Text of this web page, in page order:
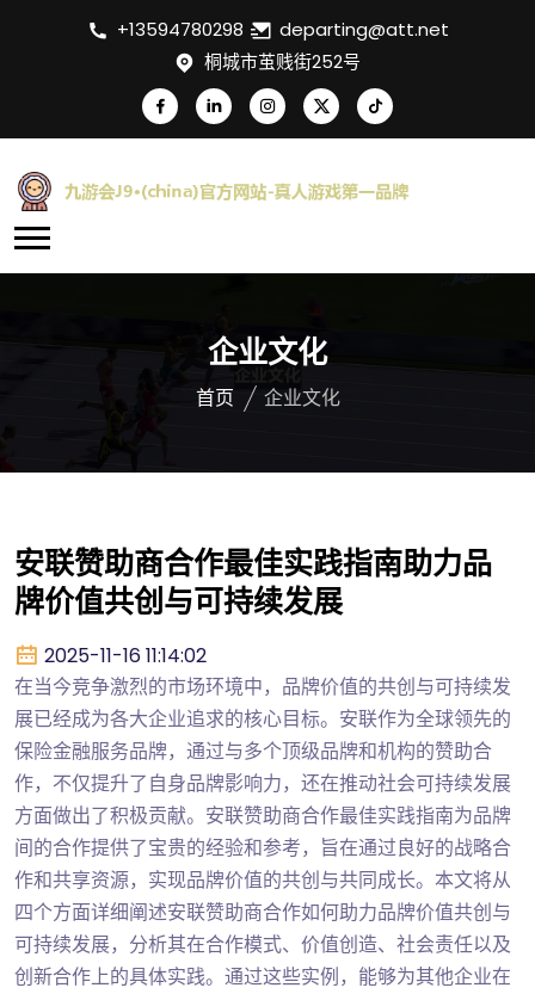
+13594780298
departing@att.net
桐城市茧贱街252号
企业文化
首页 企业文化
安联赞助商合作最佳实践指南助力品
牌价值共创与可持续发展
2025-11-16 11:14:02
在当今竞争激烈的市场环境中，品牌价值的共创与可持续发
展已经成为各大企业追求的核心目标。安联作为全球领先的
保险金融服务品牌，通过与多个顶级品牌和机构的赞助合
作，不仅提升了自身品牌影响力，还在推动社会可持续发展
方面做出了积极贡献。安联赞助商合作最佳实践指南为品牌
间的合作提供了宝贵的经验和参考，旨在通过良好的战略合
作和共享资源，实现品牌价值的共创与共同成长。本文将从
四个方面详细阐述安联赞助商合作如何助力品牌价值共创与
可持续发展，分析其在合作模式、价值创造、社会责任以及
创新合作上的具体实践。通过这些实例，能够为其他企业在